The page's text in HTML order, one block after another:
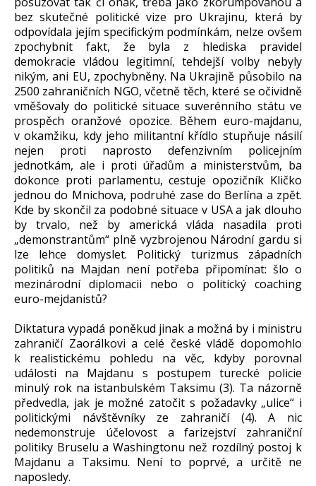
bez skutečné politické vize pro Ukrajinu, která by
odpovídala jejím specifickým podmínkám, nelze ovšem
zpochybnit fakt, že byla z hlediska pravidel
demokracie vládou legitimní, tehdejší volby nebyly
nikým, ani EU, zpochybněny. Na Ukrajině působilo na
2500 zahraničních NGO, včetně těch, které se očividně
vměšovaly do politické situace suverénního státu ve
prospěch oranžové opozice. Během euro-majdanu,
v okamžiku, kdy jeho militantní křídlo stupňuje násilí
nejen proti naprosto defenzivním policejním
jednotkám, ale i proti úřadům a ministerstvům, ba
dokonce proti parlamentu, cestuje opozičník Kličko
jednou do Mnichova, podruhé zase do Berlína a zpět.
Kde by skončil za podobné situace v USA a jak dlouho
by trvalo, než by americká vláda nasadila proti
„demonstrantům“ plně vyzbrojenou Národní gardu si
lze lehce domyslet. Politický turizmus západních
politiků na Majdan není potřeba připomínat: šlo o
mezinárodní diplomacii nebo o politický coaching
euro-mejdanistů?
Diktatura vypadá poněkud jinak a možná by i ministru
zahraničí Zaorálkovi a celé české vládě dopomohlo
k realistickému pohledu na věc, kdyby porovnal
události na Majdanu s postupem turecké policie
minulý rok na istanbulském Taksimu (3). Ta názorně
předvedla, jak je možné zatočit s požadavky „ulice“ i
politickými návštěvníky ze zahraničí (4). A nic
nedemonstruje účelovost a farizejství zahraniční
politiky Bruselu a Washingtonu než rozdílný postoj k
Majdanu a Taksimu. Není to poprvé, a určitě ne
naposledy.